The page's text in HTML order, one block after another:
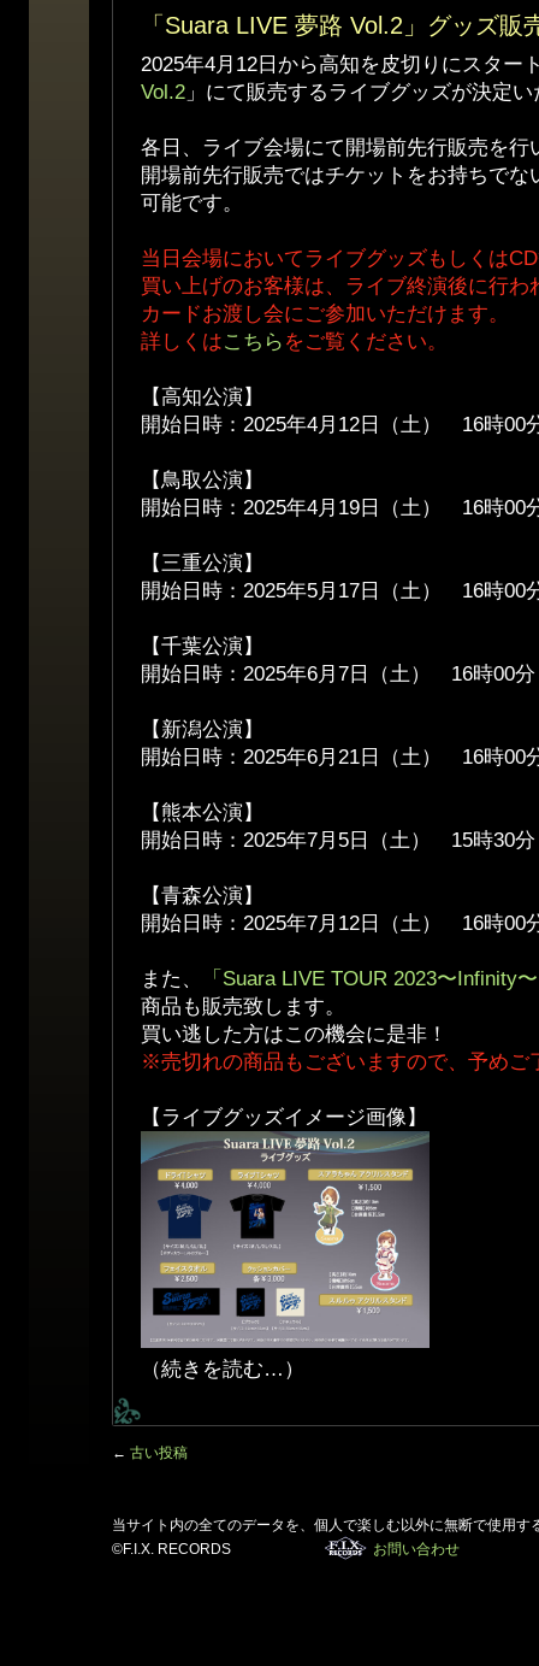
「Suara LIVE 夢路 Vol.2」グッズ販
2025年4月12日から高知を皮切りにスター
Vol.2 」にて販売するライブグッズが決定
各日、ライブ会場にて開場前先行販売を行
開場前先行販売ではチケットをお持ちで
可能です。
当日会場においてライブグッズもしくは
買い上げのお客様は、ライブ終演後に行わ
カードお渡し会にご参加いただけます。
詳しくはこちら をご覧ください。
【高知公演】
開始日時：2025年4月12日（土） 16時00
【鳥取公演】
開始日時：2025年4月19日（土） 16時00
【三重公演】
開始日時：2025年5月17日（土） 16時00
【千葉公演】
開始日時：2025年6月7日（土） 16時00分
【新潟公演】
開始日時：2025年6月21日（土） 16時00
【熊本公演】
開始日時：2025年7月5日（土） 15時30分
【青森公演】
開始日時：2025年7月12日（土） 16時00
また、
「Suara LIVE TOUR 2023〜Infinity
商品も販売致します。
買い逃した方はこの機会に是非！
※売切れの商品もございますので、予めご
【ライブグッズイメージ画像】
（続きを読む…）
← 古い投稿
当サイト内の全てのデータを、個人で楽しむ以外に無断で使用す
©F.I.X. RECORDS
お問い合わせ